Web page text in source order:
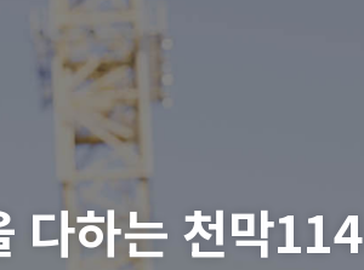
다하는 천막114